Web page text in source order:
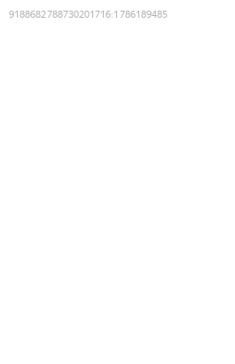
9188682788730201716:1786189485